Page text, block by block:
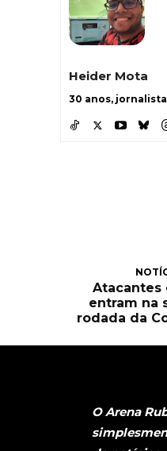
Heider Mota
30 anos,
Atacantes
entram na
rodada da
O Arena